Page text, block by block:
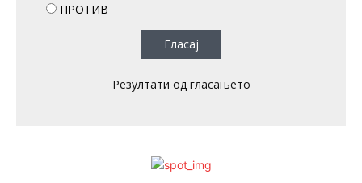
ПРОТИВ
Резултати од гласањето